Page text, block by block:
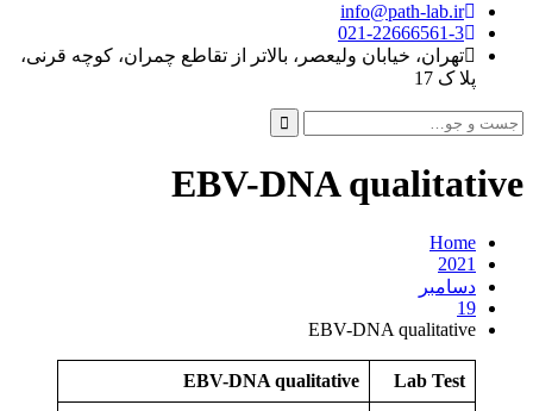
info@path-lab.ir
021-22666561-3
تهران، خیابان ولیعصر، بالاتر از تقاطع چمران، کوچه قرنی،
پلا ک 17
جست
و
برای:
EBV-DNA qualitative
Home
2021
دسامبر
19
EBV-DNA qualitative
Lab Test
EBV-DNA qualitative